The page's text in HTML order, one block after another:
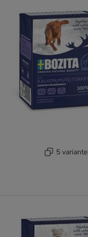
5 variante